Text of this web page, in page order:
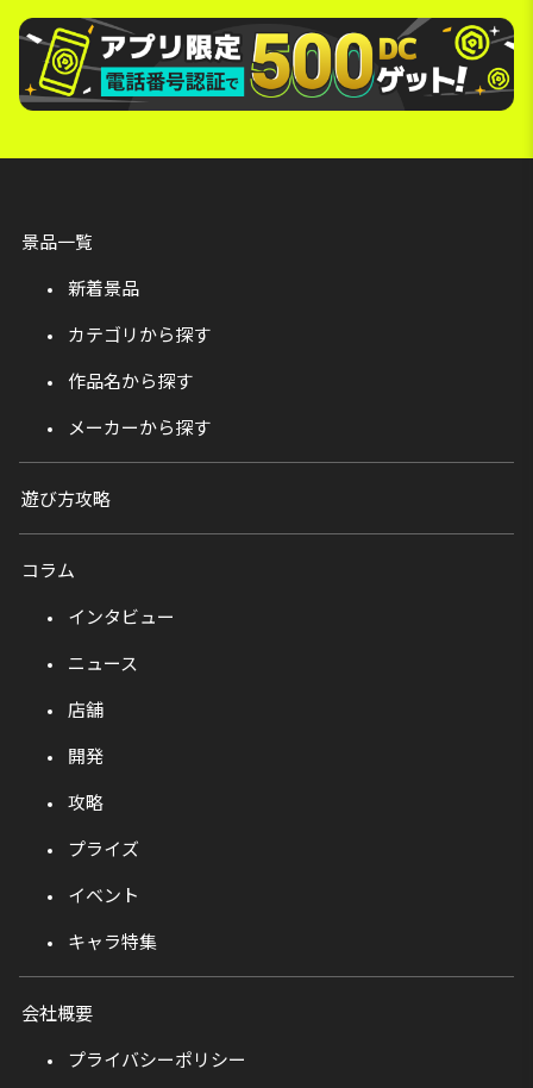
景品一覧
新着景品
カテゴリから探す
作品名から探す
メーカーから探す
遊び方攻略
コラム
インタビュー
ニュース
店舗
開発
攻略
プライズ
イベント
キャラ特集
会社概要
プライバシーポリシー